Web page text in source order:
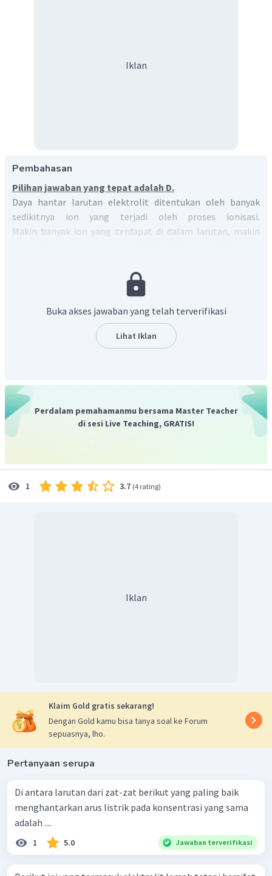
Iklan
Pembahasan
Pilihan jawaban yang tepat adalah D.
Daya hantar larutan elektrolit ditentukan oleh banyak
sedikitnya ion yang terjadi oleh proses ionisasi.
Makin banyak ion yang terdapat di dalam larutan, makin
besar sehingga daya hantar listriknya kuat. Contoh larutan
yang tergolong elektrolit kuat adalah asam kuat, basa
larutan senyawa terionisasi sebagian sehingga daya hantar
listriknya lemah. Contoh larutan yang tergolong elektrolit
lemah adalah asam lemah dan basa lemah. Larutan non-
misalnya alkohol, gula, urea, dan senyawa-senyawa kovalen
nonpolar.
Pasangan senyawa yang termasuk elektrolit lemah adalah
CH
, yang masing-masing
C2H5OHtermasuk nonelektrolit
NaOHtermasuk elektrolit kuat
Jadi, yang tergolong elektrolit lemah adalah
Buka akses jawaban yang telah terverifikasi
Lihat Iklan
Perdalam pemahamanmu bersama Master Teacher
di sesi Live Teaching, GRATIS!
1 3.7 (4 rating)
Iklan
Klaim Gold gratis sekarang!
Dengan Gold kamu bisa tanya soal ke Forum
sepuasnya, lho.
Pertanyaan serupa
Di antara larutan dari zat-zat berikut yang paling baik
menghantarkan arus listrik pada konsentrasi yang sama
adalah ....
1 5.0 Jawaban terverifikasi